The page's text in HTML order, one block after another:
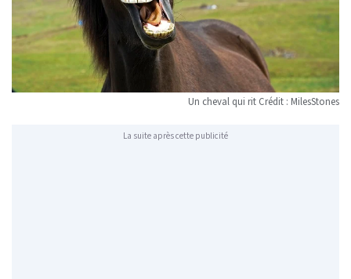
Un cheval qui rit Crédit : MilesStones
La suite après cette publicité